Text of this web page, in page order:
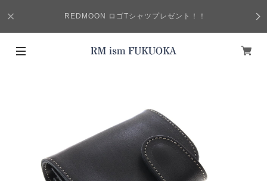
REDMOON ロゴTシャツプレゼント！！